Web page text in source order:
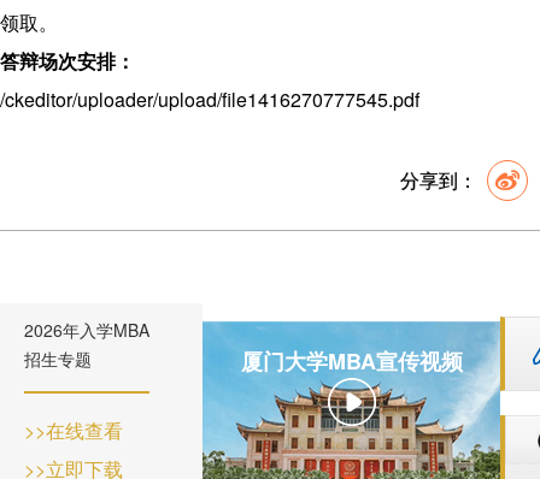
领取。
答辩场次安排：
/ckeditor/uploader/upload/file1416270777545.pdf
分享到：
2026年入学MBA
招生专题
>>在线查看
>>立即下载
厦门大学MBA宣传视频